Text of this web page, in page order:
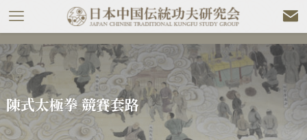
陳式太極拳 競賽套路